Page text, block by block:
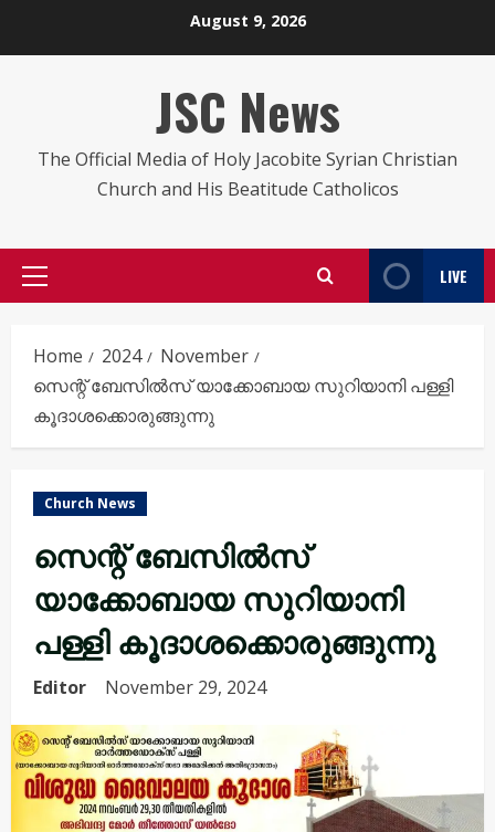
August 9, 2026
JSC News
The Official Media of Holy Jacobite Syrian Christian
Church and His Beatitude Catholicos
Primary
LIVE
Home 2024
November
സെന്റ് ബേസിൽസ് യാക്കോബായ സുറിയാനി പള്ളി
കൂദാശക്കൊരുങ്ങുന്നു
Church News
സെന്റ് ബേസിൽസ്
യാക്കോബായ സുറിയാനി
പള്ളി കൂദാശക്കൊരുങ്ങുന്നു
Editor November 29, 2024